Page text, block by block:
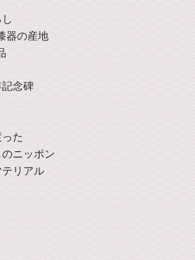
器の産地
念碑
た
ニッポン
リアル